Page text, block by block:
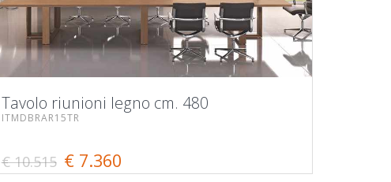
Tavolo riunioni legno cm. 480
ITMDBRAR15TR
€ 10.515 € 7.360